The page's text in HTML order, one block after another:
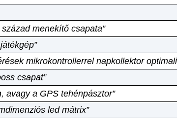
menekítő csapata”
mikrokontrollerrel napkollektor
csapat”
avagy a GPS tehénpásztor”
led mátrix”